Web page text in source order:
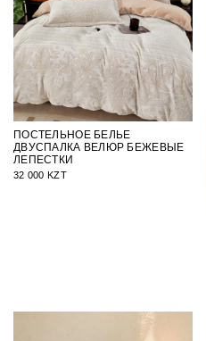
ПОСТЕЛЬНОЕ БЕЛЬЕ
ДВУСПАЛКА ВЕЛЮР БЕЖЕВЫЕ
ЛЕПЕСТКИ
32 000 KZT